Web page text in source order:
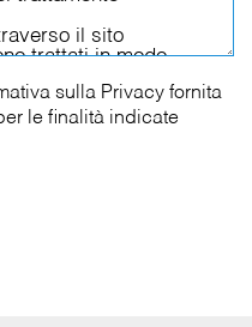
sulla Privacy fornita
le finalità indicate